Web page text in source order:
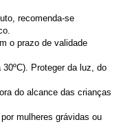
recomenda-se
o prazo de validade
Proteger da luz, do
do alcance das crianças
mulheres grávidas ou